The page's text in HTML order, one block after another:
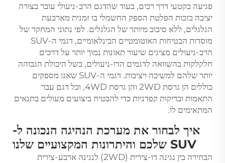
פגיעה בקטעי דרך רכים, בעוד שהדגם הרב-ניעולי עובר בצורה
יציבה בזכות הפלטת הספק החשמלי בו זמנית מארבעת
הגלגלים, ללא סיבוב מיותר של הגלגלים. לפי נתוני המחקר של
מוסדות הבטיחות האוטומטיים הבינלאומיים, דגמי ה-SUV
הרב-ניעולים מציגים שיעור תאונות נמוך יותר על דרכים
חלקלקות בהשוואה לדגמים הדו-ניעולים, בשל היכולת הגבוהה
יותר שלהם למשיכה ויציבות. דגמי ה-SUV שאנו מספקים
כוללים הן גרסת 2WD והן גרסת 4WD, וכל דגם עבר
התאמות ובדיקות קפדניות כדי להבטיח ביצועים מעולים בתנאים
המתאימים לו.
איך לבחור את מערכת הנהיגה הנכונה ל-
SUV שלכם והיתרונות המקצועיים שלנו
הבחירה בין נגינה דו-צירית (2WD) לנגינה ארבע-צירית